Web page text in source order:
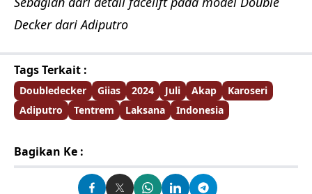
Decker dari Adiputro
Tags Terkait :
Doubledecker Giias 2024 Juli Akap
Karoseri
Adiputro
Tentrem Laksana Indonesia
Bagikan Ke :